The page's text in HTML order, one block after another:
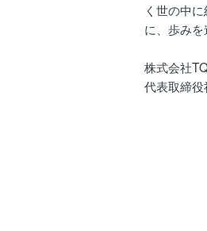
く世の中
に、歩みを
株式会社
代表取締